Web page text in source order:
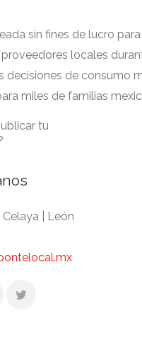
sin fines de lucro
locales
decisiones de consumo
miles de familias
tu
| León